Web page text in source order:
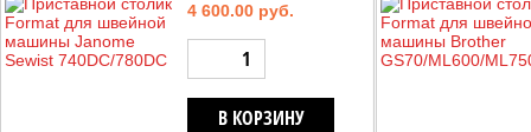
4 600.00 руб.
В КОРЗИНУ